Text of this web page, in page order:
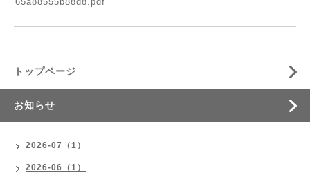
トップページ
お知らせ
2026-07（1）
2026-06（1）